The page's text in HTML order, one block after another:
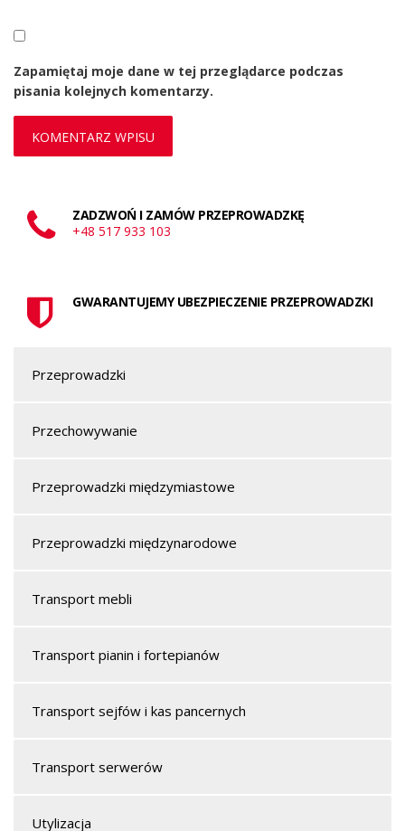
Zapamiętaj moje dane w tej przeglądarce podczas
pisania kolejnych komentarzy.
ZADZWOŃ I ZAMÓW PRZEPROWADZKĘ
+48 517 933 103
GWARANTUJEMY UBEZPIECZENIE PRZEPROWADZKI
Przeprowadzki
Przechowywanie
Przeprowadzki międzymiastowe
Przeprowadzki międzynarodowe
Transport mebli
Transport pianin i fortepianów
Transport sejfów i kas pancernych
Transport serwerów
Utylizacja